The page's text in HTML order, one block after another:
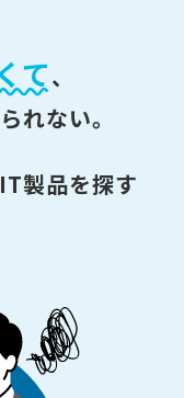
て、
れない。
製品を探す